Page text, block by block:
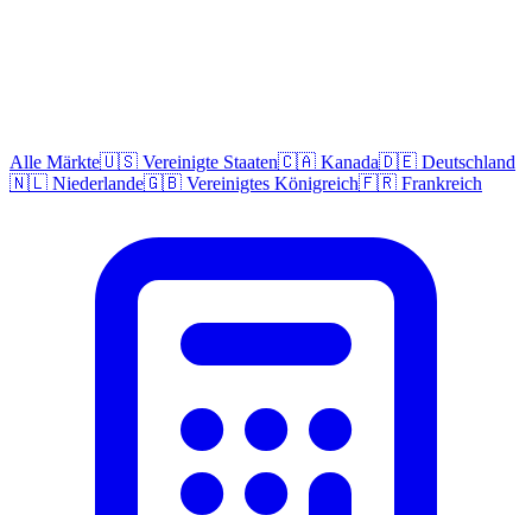
Alle Märkte🇺🇸 Vereinigte Staaten🇨🇦 Kanada🇩🇪 Deutschland
🇳🇱 Niederlande🇬🇧 Vereinigtes Königreich🇫🇷 Frankreich